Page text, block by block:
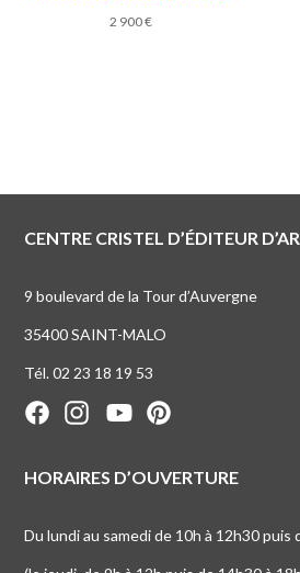
2 900€
CENTRE CRISTEL D’ÉDITEUR
9 boulevard de la Tour d’Auvergne
35400 SAINT-MALO
Tél. 02 23 18 19 53
HORAIRES D’OUVERTURE
Du lundi au samedi de 10h à 12h30 puis